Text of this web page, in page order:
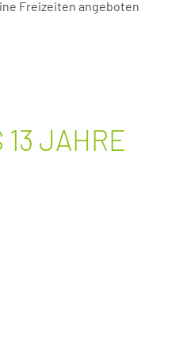
Freizeiten angeboten
13 JAHRE